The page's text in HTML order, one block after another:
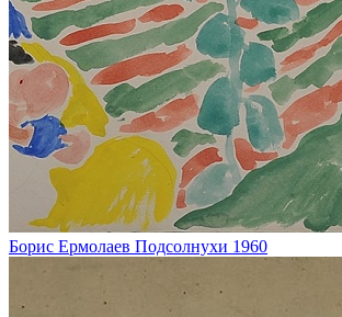
Борис Ермолаев Подсолнухи 1960